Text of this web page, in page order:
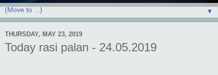
▼
THURSDAY, MAY 23, 2019
Today rasi palan - 24.05.2019